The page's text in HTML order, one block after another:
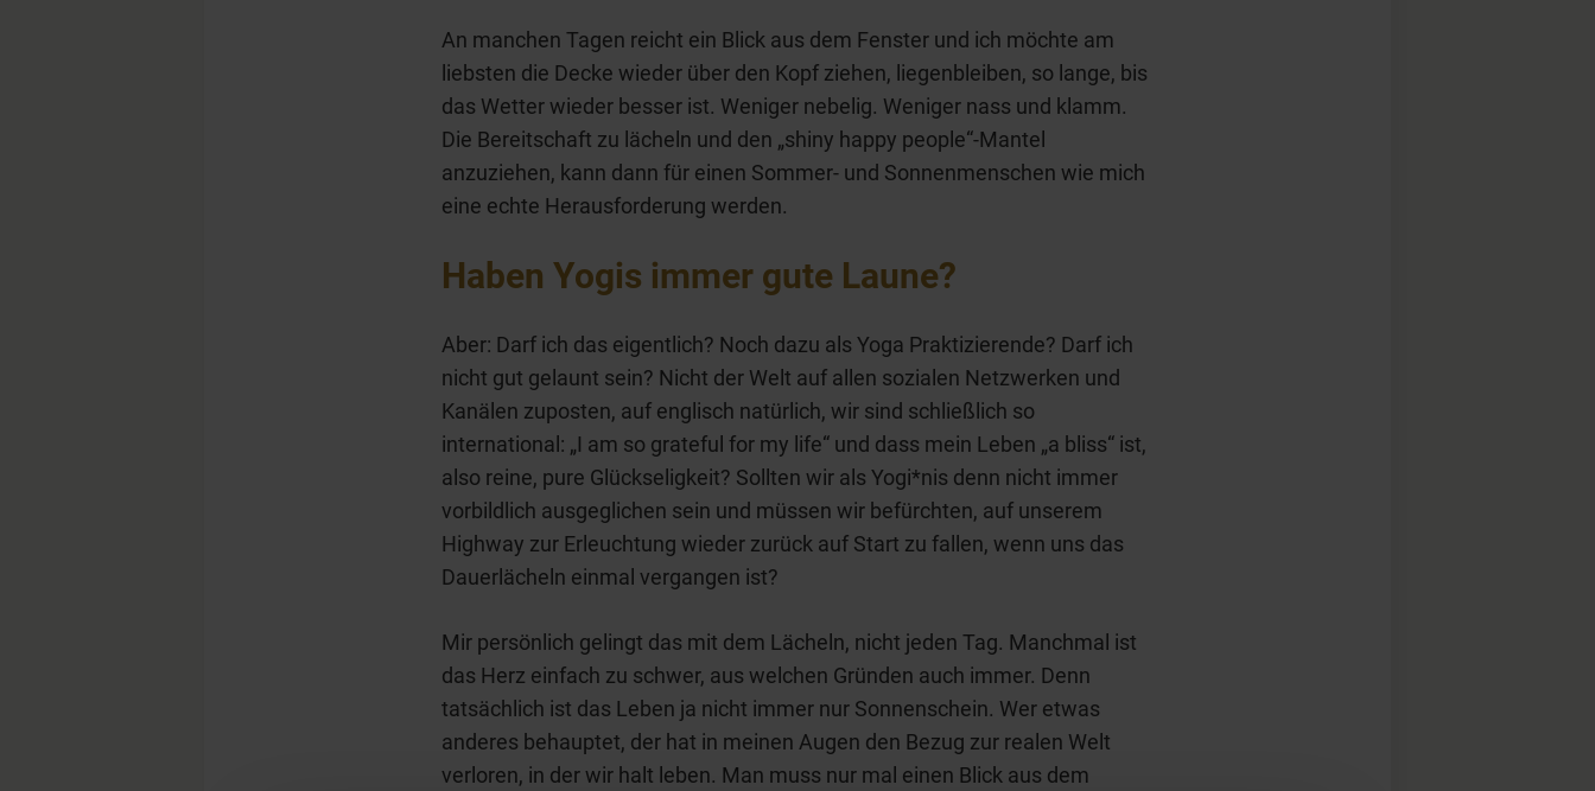
An manchen Tagen reicht ein Blick aus dem Fenster und ich möchte am
liebsten die Decke wieder über den Kopf ziehen, liegenbleiben, so lange, bis
das Wetter wieder besser ist. Weniger nebelig. Weniger nass und klamm.
Die Bereitschaft zu lächeln und den „shiny happy people“-Mantel
anzuziehen, kann dann für einen Sommer- und Sonnenmenschen wie mich
eine echte Herausforderung werden.
Haben Yogis immer gute Laune?
Aber: Darf ich das eigentlich? Noch dazu als Yoga Praktizierende? Darf ich
nicht gut gelaunt sein? Nicht der Welt auf allen sozialen Netzwerken und
Kanälen zuposten, auf englisch natürlich, wir sind schließlich so
international: „I am so grateful for my life“ und dass mein Leben „a bliss“ ist,
also reine, pure Glückseligkeit? Sollten wir als Yogi*nis denn nicht immer
vorbildlich ausgeglichen sein und müssen wir befürchten, auf unserem
Highway zur Erleuchtung wieder zurück auf Start zu fallen, wenn uns das
Dauerlächeln einmal vergangen ist?
Mir persönlich gelingt das mit dem Lächeln, nicht jeden Tag. Manchmal ist
das Herz einfach zu schwer, aus welchen Gründen auch immer. Denn
tatsächlich ist das Leben ja nicht immer nur Sonnenschein. Wer etwas
anderes behauptet, der hat in meinen Augen den Bezug zur realen Welt
verloren, in der wir halt leben. Man muss nur mal einen Blick aus dem